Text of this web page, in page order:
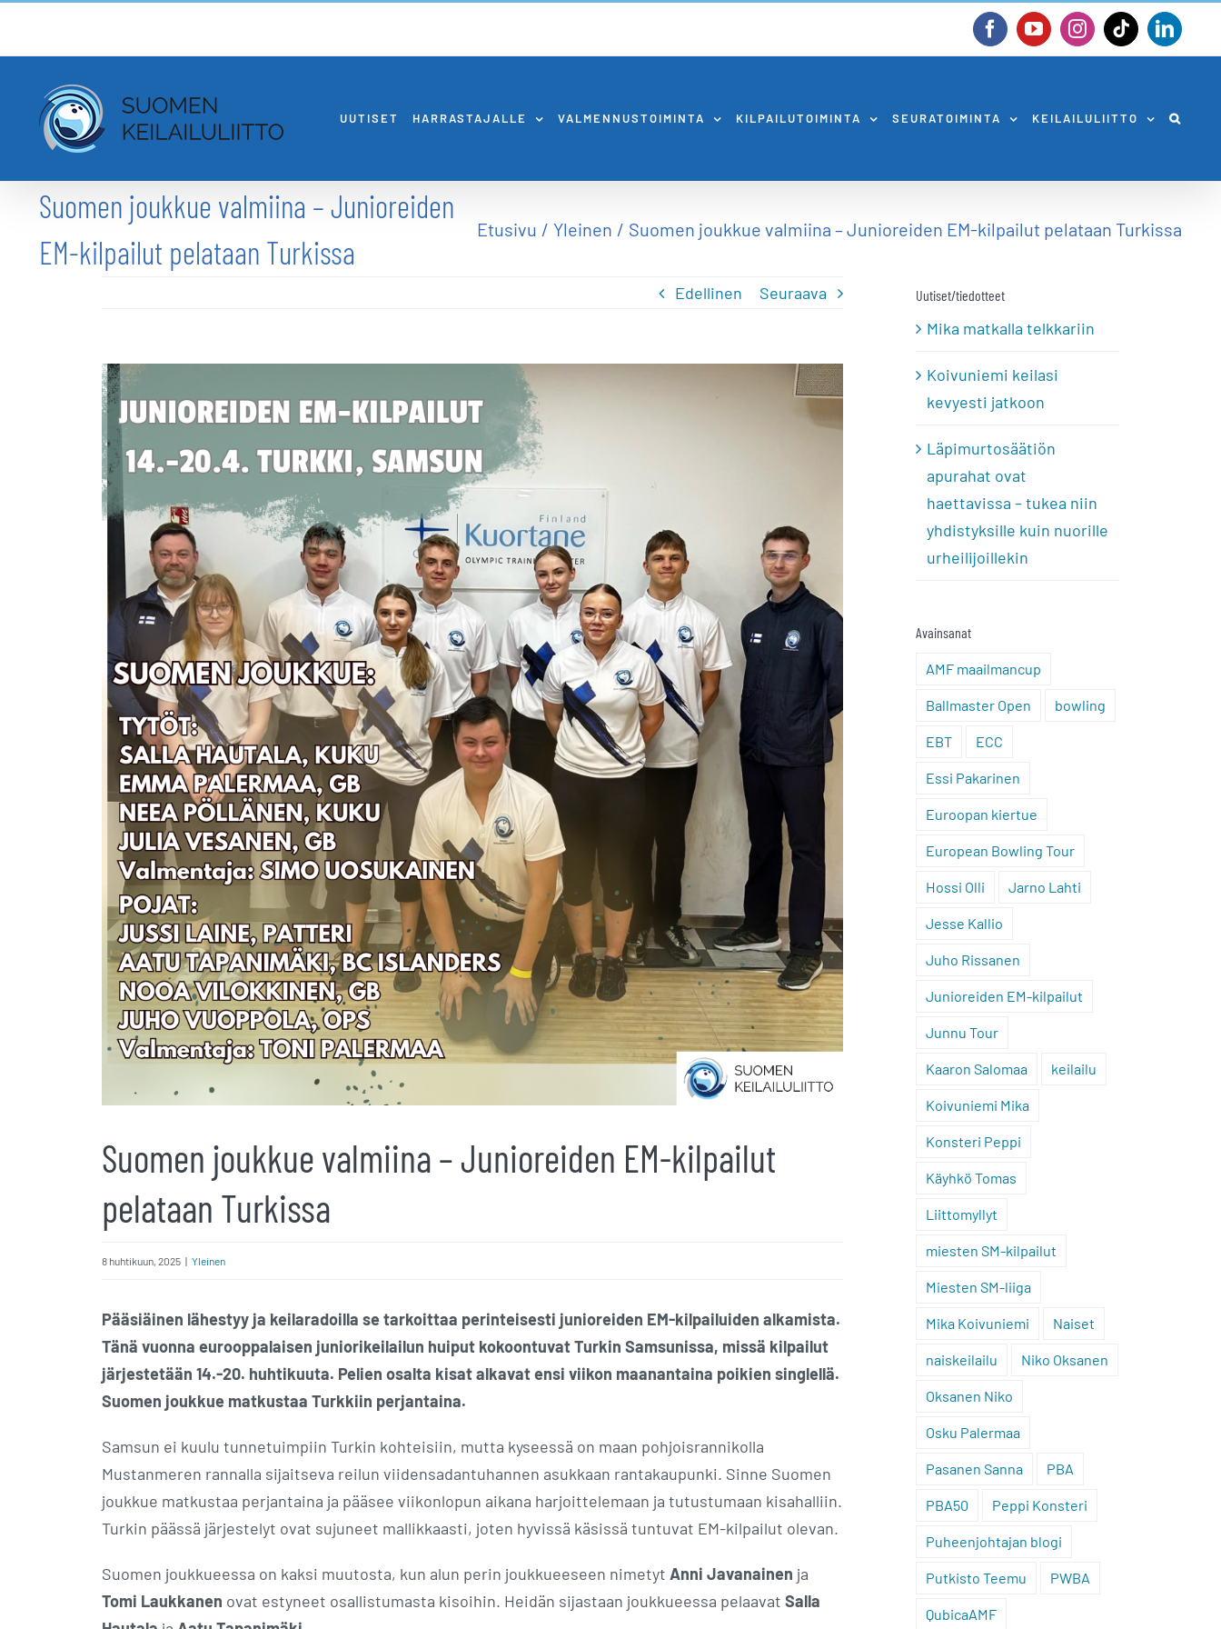
FacebookYouTubeInstagram
Tiktok
UUTISET HARRASTAJALLE VALMENNUSTOIMINTA KILPAILUTOIMINTA SEURATOIMINTA KEILAILULIITTO
Suomen joukkue valmiina – Junioreiden
EM-kilpailut pelataan Turkissa
Etusivu Yleinen Suomen joukkue valmiina – Junioreiden EM-kilpailut pelataan Turkissa
Edellinen Seuraava
Katso
kuvaa
isompana
Suomen joukkue valmiina – Junioreiden EM-kilpailut
pelataan Turkissa
8 huhtikuun, 2025 | Yleinen
Pääsiäinen lähestyy ja keilaradoilla se tarkoittaa perinteisesti junioreiden EM-kilpailuiden alkamista.
Tänä vuonna eurooppalaisen juniorikeilailun huiput kokoontuvat Turkin Samsunissa, missä kilpailut
järjestetään 14.-20. huhtikuuta. Pelien osalta kisat alkavat ensi viikon maanantaina poikien singlellä.
Suomen joukkue matkustaa Turkkiin perjantaina.
Samsun ei kuulu tunnetuimpiin Turkin kohteisiin, mutta kyseessä on maan pohjoisrannikolla
Mustanmeren rannalla sijaitseva reilun viidensadantuhannen asukkaan rantakaupunki. Sinne Suomen
joukkue matkustaa perjantaina ja pääsee viikonlopun aikana harjoittelemaan ja tutustumaan kisahalliin.
Turkin päässä järjestelyt ovat sujuneet mallikkaasti, joten hyvissä käsissä tuntuvat EM-kilpailut olevan.
Suomen joukkueessa on kaksi muutosta, kun alun perin joukkueeseen nimetyt Anni Javanainen ja
Tomi Laukkanen ovat estyneet osallistumasta kisoihin. Heidän sijastaan joukkueessa pelaavat Salla
Uutiset/tiedotteet
Mika matkalla telkkariin
Koivuniemi keilasi
kevyesti jatkoon
Läpimurtosäätiön
apurahat ovat
haettavissa – tukea niin
yhdistyksille kuin nuorille
urheilijoillekin
Avainsanat
AMF maailmancup
Ballmaster Open bowling
EBT ECC
Essi Pakarinen
Euroopan kiertue
European Bowling Tour
Hossi Olli Jarno Lahti
Jesse Kallio
Juho Rissanen
Junioreiden EM-kilpailut
Junnu Tour
Kaaron Salomaa keilailu
Koivuniemi Mika
Konsteri Peppi
Käyhkö Tomas
Liittomyllyt
miesten SM-kilpailut
Miesten SM-liiga
Mika Koivuniemi Naiset
naiskeilailu Niko Oksanen
Oksanen Niko
Osku Palermaa
Pasanen Sanna PBA
PBA50 Peppi Konsteri
Puheenjohtajan blogi
Putkisto Teemu PWBA
QubicaAMF